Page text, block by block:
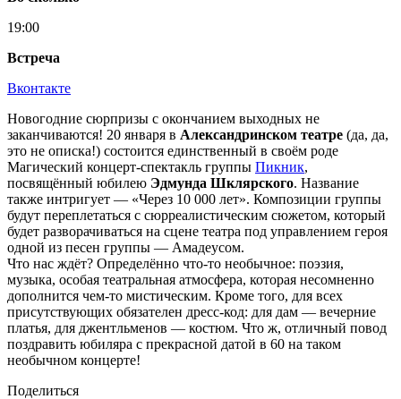
19:00
Встреча
Вконтакте
Новогодние сюрпризы с окончанием выходных не
заканчиваются! 20 января в Александринском театре (да, да,
это не описка!) состоится единственный в своём роде
Магический концерт-спектакль группы Пикник,
посвящённый юбилею Эдмунда Шклярского. Название
также интригует — «Через 10 000 лет». Композиции группы
будут переплетаться с сюрреалистическим сюжетом, который
будет разворачиваться на сцене театра под управлением героя
одной из песен группы — Амадеусом.
Что нас ждёт? Определённо что-то необычное: поэзия,
музыка, особая театральная атмосфера, которая несомненно
дополнится чем-то мистическим. Кроме того, для всех
присутствующих обязателен дресс-код: для дам — вечерние
платья, для джентльменов — костюм. Что ж, отличный повод
поздравить юбиляра с прекрасной датой в 60 на таком
необычном концерте!
Поделиться